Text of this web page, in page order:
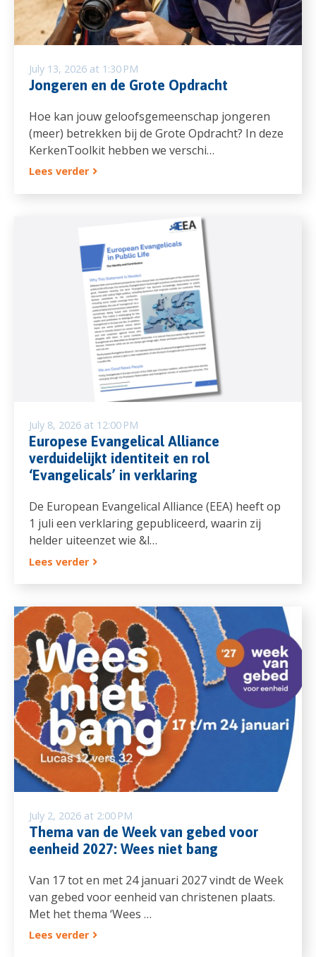
July 13, 2026 at 1:30 PM
Jongeren en de Grote Opdracht
Hoe kan jouw geloofsgemeenschap jongeren
(meer) betrekken bij de Grote Opdracht? In deze
KerkenToolkit hebben we verschi…
Lees verder
July 8, 2026 at 12:00 PM
Europese Evangelical Alliance
verduidelijkt identiteit en rol
‘Evangelicals’ in verklaring
De European Evangelical Alliance (EEA) heeft op
1 juli een verklaring gepubliceerd, waarin zij
helder uiteenzet wie &l…
Lees verder
July 2, 2026 at 2:00 PM
Thema van de Week van gebed voor
eenheid 2027: Wees niet bang
Van 17 tot en met 24 januari 2027 vindt de Week
van gebed voor eenheid van christenen plaats.
Met het thema ‘Wees …
Lees verder